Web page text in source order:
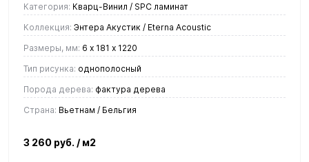
Категория: Кварц-Винил / SPC ламинат
Коллекция: Энтера Акустик / Eterna Acoustic
Размеры, мм: 6 х 181 х 1220
Тип рисунка: однополосный
Порода дерева: фактура дерева
Страна: Вьетнам / Бельгия
3 260 руб. / м2